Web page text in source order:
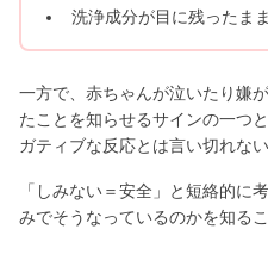
洗浄成分が目に残ったま
一方で、赤ちゃんが泣いたり嫌
たことを知らせるサインの一つ
ガティブな反応とは言い切れな
「しみない＝安全」と短絡的に
みでそうなっているのかを知る